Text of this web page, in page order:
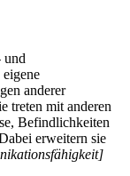
und
anderer
treten mit anderen
Befindlichkeiten
erweitern sie